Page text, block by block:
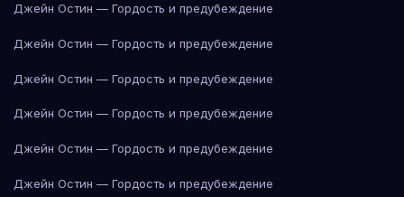
Джейн Остин — Гордость и предубеждение
Джейн Остин — Гордость и предубеждение
Джейн Остин — Гордость и предубеждение
Джейн Остин — Гордость и предубеждение
Джейн Остин — Гордость и предубеждение
Джейн Остин — Гордость и предубеждение